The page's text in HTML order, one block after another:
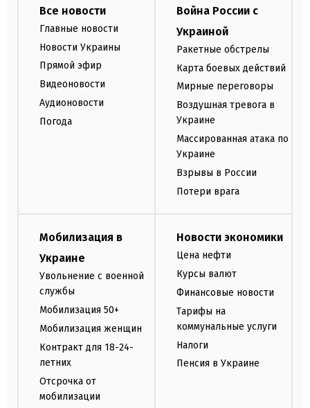
Все новости
Главные новости
Новости Украины
Прямой эфир
Видеоновости
Аудионовости
Погода
Война России с
Украиной
Ракетные обстрелы
Карта боевых действий
Мирные переговоры
Воздушная тревога в
Украине
Массированная атака по
Украине
Взрывы в России
Потери врага
Мобилизация в
Украине
Увольнение с военной
службы
Мобилизация 50+
Мобилизация женщин
Контракт для 18-24-
летних
Отсрочка от
мобилизации
Новости экономики
Цена нефти
Курсы валют
Финансовые новости
Тарифы на
коммунальные услуги
Налоги
Пенсия в Украине